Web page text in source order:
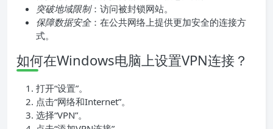
突破地域限制：访问被封锁网站。
保障数据安全：在公共网络上提供更加安全的连接方
式。
如何在Windows电脑上设置VPN连接？
打开“设置”。
点击“网络和Internet”。
选择“VPN”。